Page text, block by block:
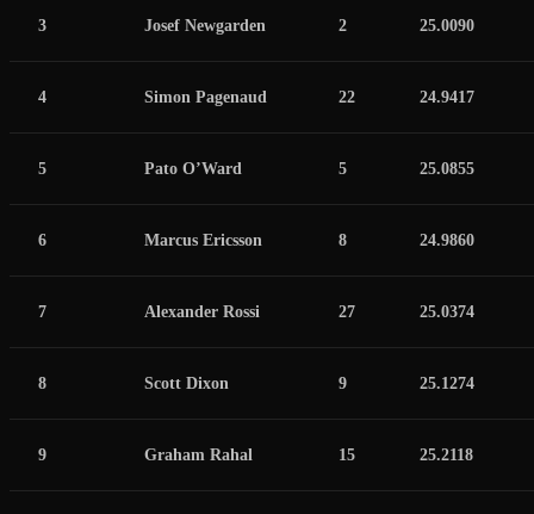
3 Josef Newgarden 2 25.0090
4 Simon Pagenaud 22 24.9417
5 Pato O’Ward 5 25.0855
6 Marcus Ericsson 8 24.9860
7 Alexander Rossi 27 25.0374
8 Scott Dixon 9 25.1274
9 Graham Rahal 15 25.2118